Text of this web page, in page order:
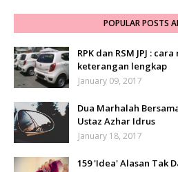
POPULAR POSTS
RPK dan RSM JPJ :
keterangan lengkap
January 09, 2017
Dua Marhalah
Ustaz Azhar Idrus
January 18, 2017
159 'Idea' Alasan Tak